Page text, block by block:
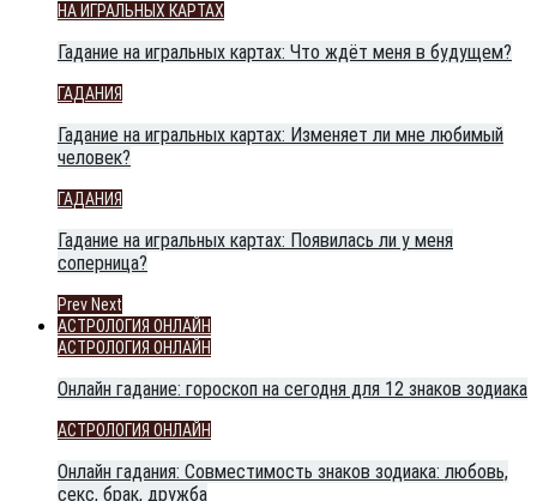
НА ИГРАЛЬНЫХ КАРТАХ
Гадание на игральных картах: Что ждёт меня в будущем?
ГАДАНИЯ
Гадание на игральных картах: Изменяет ли мне любимый
человек?
ГАДАНИЯ
Гадание на игральных картах: Появилась ли у меня
соперница?
Prev Next
АСТРОЛОГИЯ ОНЛАЙН
АСТРОЛОГИЯ ОНЛАЙН
Онлайн гадание: гороскоп на сегодня для 12 знаков зодиака
АСТРОЛОГИЯ ОНЛАЙН
Онлайн гадания: Совместимость знаков зодиака: любовь,
секс, брак, дружба